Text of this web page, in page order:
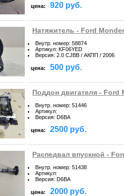
цена: 920 руб.
Натяжитель - Ford
Внутр. номер: 58874
Артикул: KF06YED
Версия: 2.0 CJBB / АКПП / 2006
цена: 500 руб.
Поддон двигателя - Ford
Внутр. номер: 51446
Артикул:
Версия: D6BA
цена: 2500 руб.
Распедвал впускной -
Внутр. номер: 51438
Артикул:
Версия: D6BA
цена: 2000 руб.